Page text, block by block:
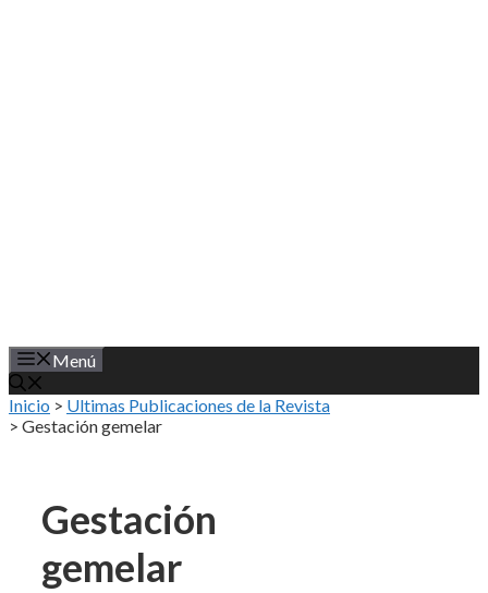
Menú
Inicio > Ultimas Publicaciones de la Revista
> Gestación gemelar
Gestación
gemelar